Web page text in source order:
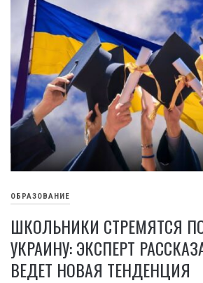
ОБРАЗОВАНИЕ
ШКОЛЬНИКИ СТРЕМЯТСЯ
УКРАИНУ: ЭКСПЕРТ
ВЕДЕТ НОВАЯ ТЕНДЕНЦИЯ